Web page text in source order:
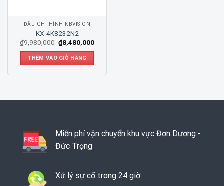
ĐẦU GHI HÌNH KBVISION
KX-4K8232N2
₫9,980,000 ₫8,480,000
THÊM VÀO GIỎ HÀNG
Miễn phí vận chuyển khu vực Đơn Dương -
Đức Trọng
Xử lý sự cố trong 24 giờ